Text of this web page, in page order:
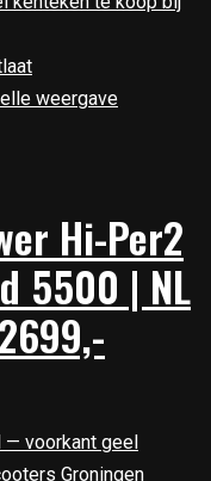
weergave
Hi-Per2
5500 | NL